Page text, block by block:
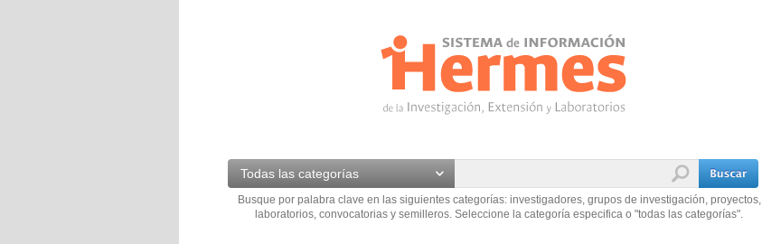
Todas las categorías
Busque por palabra clave en las siguientes categorías: investigadores, grupos de investigación, proyectos,
laboratorios, convocatorias y semilleros. Seleccione la categoría especifica o "todas las categorías".